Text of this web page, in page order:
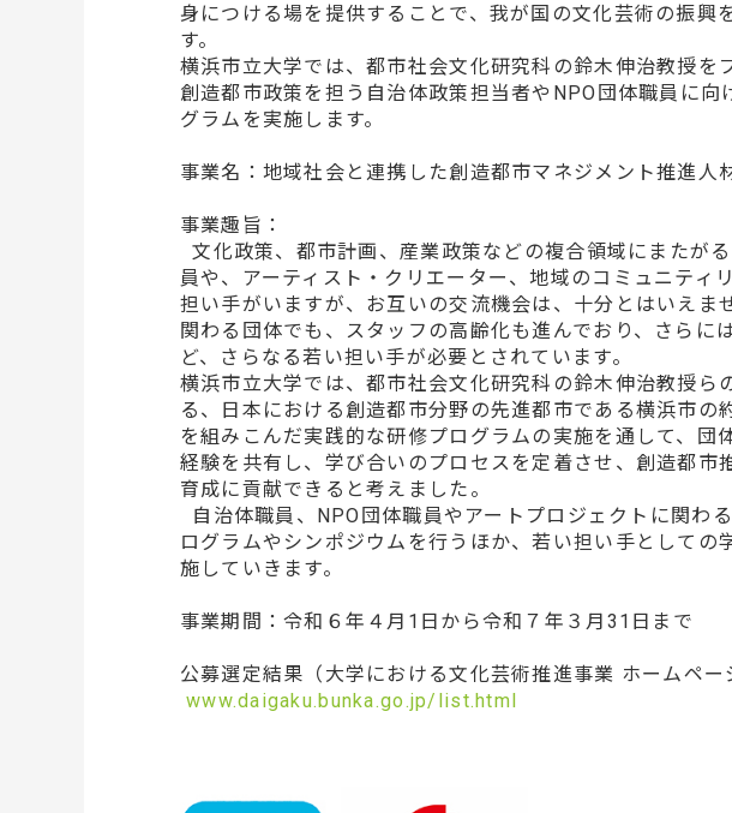
身につける場を提供することで、我が国の文化芸術の振興
す。
横浜市立大学では、都市社会文化研究科の鈴木伸治教授を
創造都市政策を担う自治体政策担当者やNPO団体職員に
グラムを実施します。
事業名：地域社会と連携した創造都市マネジメント推進人
事業趣旨：
文化政策、都市計画、産業政策などの複合領域にまたが
員や、アーティスト・クリエーター、地域のコミュニティ
担い手がいますが、お互いの交流機会は、十分とはいえま
関わる団体でも、スタッフの高齢化も進んでおり、さらに
ど、さらなる若い担い手が必要とされています。
横浜市立大学では、都市社会文化研究科の鈴木伸治教授ら
る、日本における創造都市分野の先進都市である横浜市の
を組みこんだ実践的な研修プログラムの実施を通して、団
経験を共有し、学び合いのプロセスを定着させ、創造都市
育成に貢献できると考えました。
自治体職員、NPO団体職員やアートプロジェクトに関わ
ログラムやシンポジウムを行うほか、若い担い手としての
施していきます。
事業期間：令和６年４月1日から令和７年３月31日まで
公募選定結果（大学における文化芸術推進事業 ホームペー
www.daigaku.bunka.go.jp/list.html